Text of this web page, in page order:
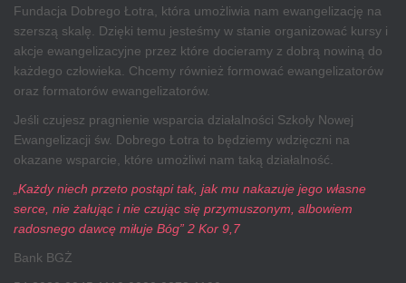
Fundacja Dobrego Łotra, która umożliwia nam ewangelizację na
szerszą skalę. Dzięki temu jesteśmy w stanie organizować kursy i
akcje ewangelizacyjne przez które docieramy z dobrą nowiną do
każdego człowieka. Chcemy również formować ewangelizatorów
oraz formatorów ewangelizatorów.
Jeśli czujesz pragnienie wsparcia działalności Szkoły Nowej
Ewangelizacji św. Dobrego Łotra to będziemy wdzięczni na
okazane wsparcie, które umożliwi nam taką działalność.
„Każdy niech przeto postąpi tak, jak mu nakazuje jego własne
serce, nie żałując i nie czując się przymuszonym, albowiem
radosnego dawcę miłuje Bóg” 2 Kor 9,7
Bank BGŻ